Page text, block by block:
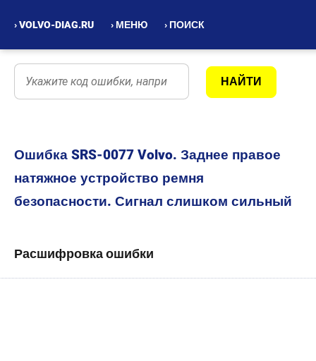
› VOLVO-DIAG.RU › МЕНЮ › ПОИСК
Ошибка SRS-0077 Volvo. Заднее правое
натяжное устройство ремня
безопасности. Сигнал слишком сильный
Расшифровка ошибки